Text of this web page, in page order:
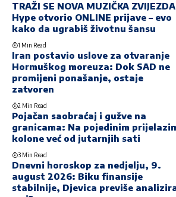
TRAŽI SE NOVA MUZIČKA
Hype otvorio ONLINE prijave – evo
kako da ugrabiš životnu šansu
1 Min Read
Iran postavio uslove za otvaranje
Hormuškog moreuza: Dok SAD ne
promijeni ponašanje, ostaje
zatvoren
2 Min Read
Pojačan saobraćaj i gužve na
granicama: Na pojedinim
kolone već od jutarnjih sati
3 Min Read
Dnevni horoskop za nedjelju, 9.
august 2026: Biku finansije
stabilnije, Djevica previše